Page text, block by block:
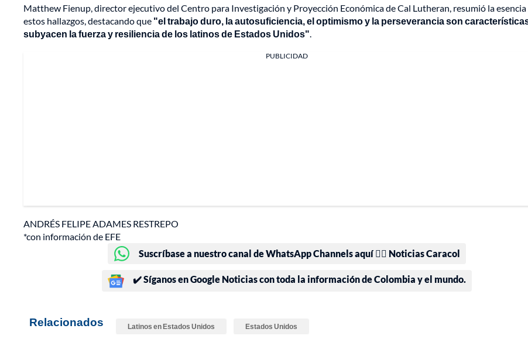
Matthew Fienup, director ejecutivo del Centro para Investigación y Proyección Económica de Cal Lutheran, resumió la esencia
estos hallazgos, destacando que "el trabajo duro, la autosuficiencia, el optimismo y la perseverancia son
subyacen la fuerza y resiliencia de los latinos de Estados Unidos".
PUBLICIDAD
ANDRÉS FELIPE ADAMES RESTREPO
*con información de EFE
Suscríbase a nuestro canal de WhatsApp Channels aquí 👉🏻 Noticias Caracol
✔️ Síganos en Google Noticias con toda la información de Colombia y el mundo.
Relacionados Latinos en Estados Unidos Estados Unidos